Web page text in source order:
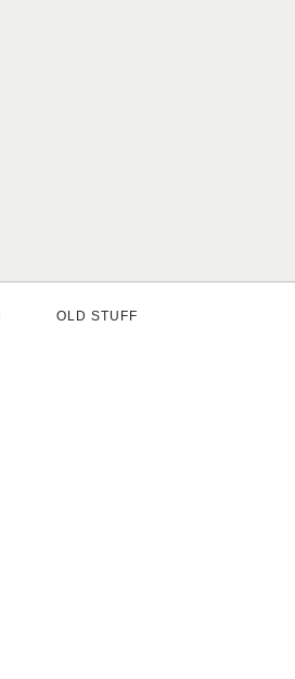
OLD STUFF